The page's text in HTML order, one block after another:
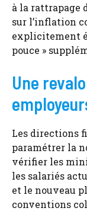
à la rattrapage
sur l’inflation
explicitement
pouce »
Une
Les directions
paramétrer la
vérifier les
les salariés
et le nouveau
conventions